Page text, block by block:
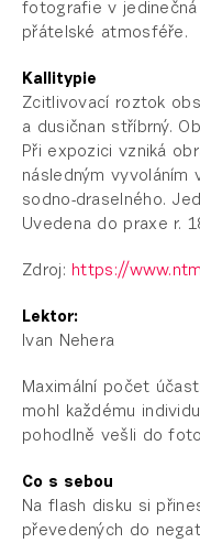
fotografie v
přátelské atmosféře.
Kallitypie
Zcitlivovací roztok
a dusičnan stříbrný.
Při expozici vzniká
následným vyvoláním
sodno-draselného.
Uvedena do praxe r.
Zdroj: https://
Lektor:
Ivan Nehera
Maximální počet
mohl každému
pohodlně vešli do
Co s sebou
Na flash disku si
převedených do